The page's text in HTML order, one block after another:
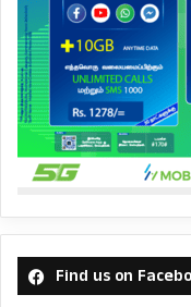
Find us on